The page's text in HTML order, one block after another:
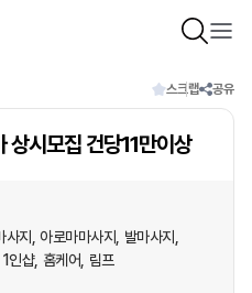
스크랩 공유
상시모집 건당11만이상
사지 아로마마사지
발마사지
1인샵 홈케어 림프